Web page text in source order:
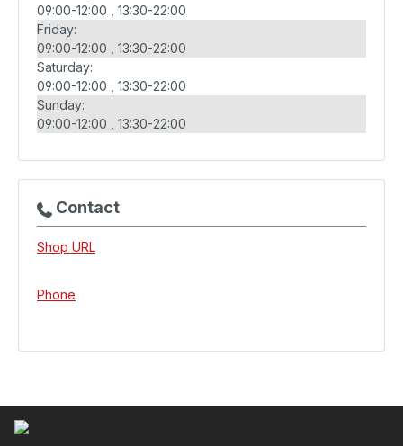
09:00-12:00
13:30-22:00
Friday:
09:00-12:00
13:30-22:00
Saturday:
09:00-12:00
13:30-22:00
Sunday:
09:00-12:00
13:30-22:00
Contact
Shop URL
Phone